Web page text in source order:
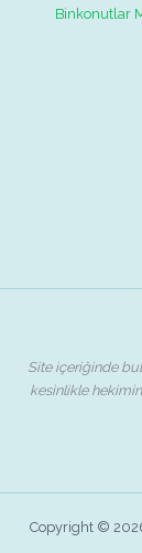
Binkonutlar
Site içeriğinde
kesinlikle hekimin
Copyright ©